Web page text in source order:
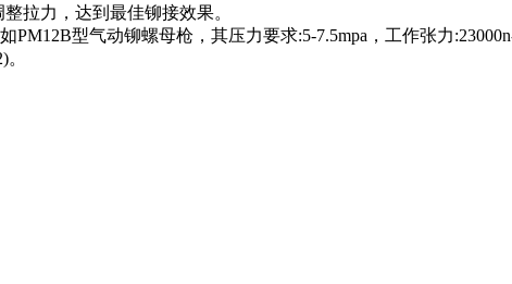
拉力，达到最佳铆接效果。
型气动铆螺母枪，其压力要求:5-7.5mpa，工作张力